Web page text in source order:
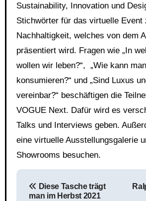
Sustainability, Innovation und
Stichwörter für das virtuelle Event
Nachhaltigkeit, welches von dem
präsentiert wird. Fragen wie „In
wollen wir leben?“, „Wie kann
konsumieren?“ und „Sind Luxus
vereinbar?“ beschäftigen die
VOGUE Next. Dafür wird es
Talks und Interviews geben.
eine virtuelle Ausstellungsgalerie
Showrooms besuchen.
Diese Tasche trägt
man im Herbst 2021